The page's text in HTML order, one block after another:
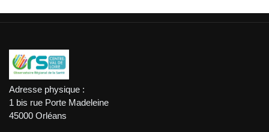
Adresse physique :
1 bis rue Porte Madeleine
45000 Orléans